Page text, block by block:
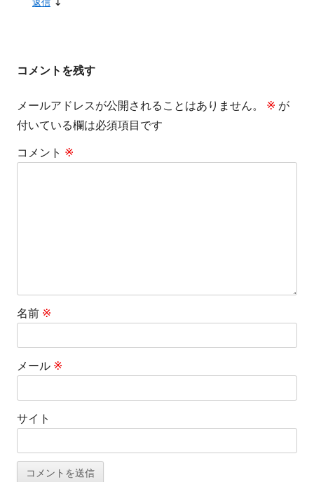
コメントを残す
メールアドレスが公開されることはありません。 ※ が
付いている欄は必須項目です
コメント ※
名前 ※
メール ※
サイト